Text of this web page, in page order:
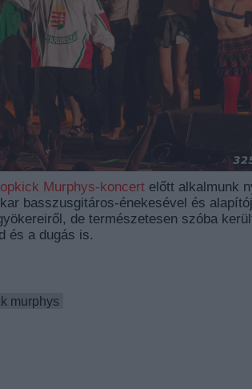
Murphys-koncert előtt alkalmunk
basszusgitáros-énekesével és
de természetesen szóba
és a dugás is.
murphys